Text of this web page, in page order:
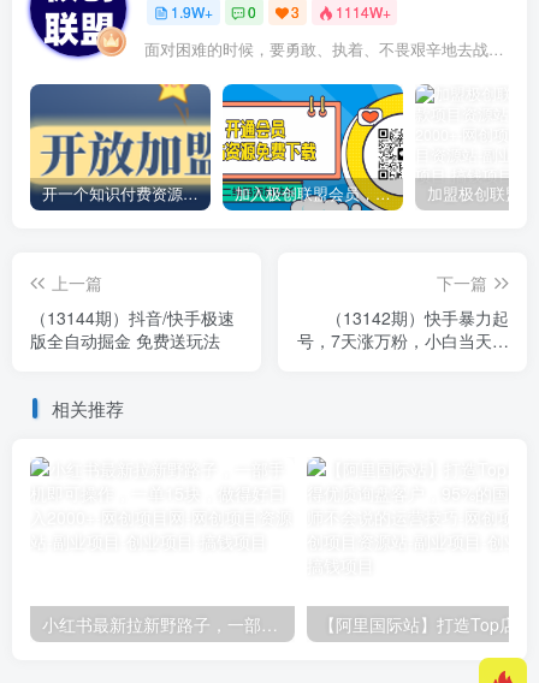
1.9W+ 0 3 1114W+
面对困难的时候，要勇敢、执着、不畏艰辛地去战胜它
开一个知识付费资源网站，小白也能日入1000+ 加入极创联盟会员，全站资源免费学习。
上一篇
（13144期）抖音/快手极速
版全自动掘金 免费送玩法
下一篇
（13142期）快手暴力起
号，7天涨万粉，小白当天起
相关推荐